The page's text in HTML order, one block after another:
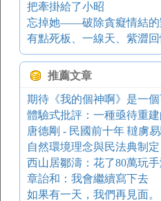
把牽掛給了小昭
忘掉她——破除貪癡情結的
有點死板、一線天、紫澀
推薦文章
期待《我的個神啊》是一
體驗式批評：一種亟待重
唐德剛 - 民國前十年 韃虜
章詒和：我會繼續寫下去
如果有一天，我們再見面。